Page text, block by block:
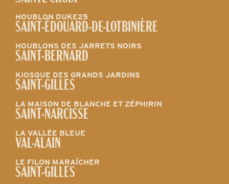
HOUBLON DUKE25
SAINT-ÉDOUARD-DE-LOTBINIÈRE
HOUBLONS DES JARRETS NOIRS
SAINT-BERNARD
KIOSQUE DES GRANDS JARDINS
SAINT-GILLES
LA MAISON DE BLANCHE ET ZÉPHIRIN
SAINT-NARCISSE
LA VALLÉE BLEUE
VAL-ALAIN
LE FILON MARAÎCHER
SAINT-GILLES